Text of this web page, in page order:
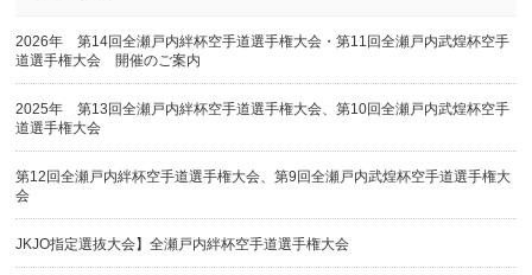
2026年 第14回全瀬戸内絆杯空手道選手権大会・第11回全瀬戸内武煌杯空手
道選手権大会 開催のご案内
2025年 第13回全瀬戸内絆杯空手道選手権大会、第10回全瀬戸内武煌杯空手
道選手権大会
第12回全瀬戸内絆杯空手道選手権大会、第9回全瀬戸内武煌杯空手道選手権大
会
JKJO指定選抜大会】全瀬戸内絆杯空手道選手権大会